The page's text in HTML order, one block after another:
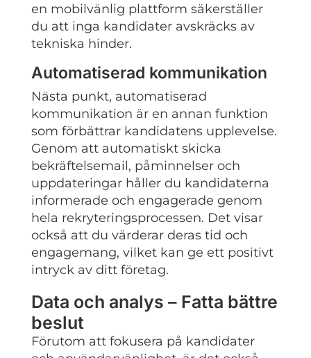
en mobilvänlig plattform säkerställer
du att inga kandidater avskräcks av
tekniska hinder.
Automatiserad kommunikation
Nästa punkt, automatiserad
kommunikation är en annan funktion
som förbättrar kandidatens upplevelse.
Genom att automatiskt skicka
bekräftelsemail, påminnelser och
uppdateringar håller du kandidaterna
informerade och engagerade genom
hela rekryteringsprocessen. Det visar
också att du värderar deras tid och
engagemang, vilket kan ge ett positivt
intryck av ditt företag.
Data och analys – Fatta bättre
beslut
Förutom att fokusera på kandidater